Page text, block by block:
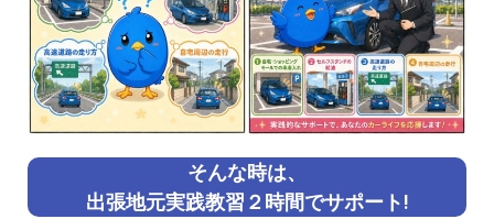
そんな時は、
出張地元実践教習２時間でサポート!